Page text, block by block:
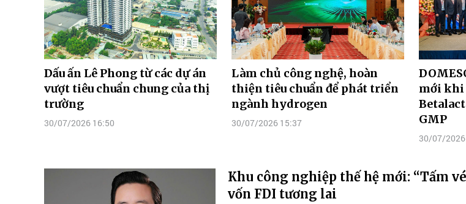
Dấu ấn Lê Phong từ các dự án
vượt tiêu chuẩn chung của thị
trường
30/07/2026 16:50
Làm chủ công nghệ, hoàn
thiện tiêu chuẩn để phát triển
ngành hydrogen
30/07/2026 15:37
mới khi
GMP
30/07/2026
Khu công nghiệp thế hệ mới: “Tấm
vốn FDI tương lai